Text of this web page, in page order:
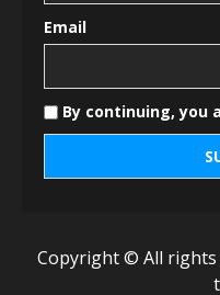
Email
By continuing, you
Copyright © All rights